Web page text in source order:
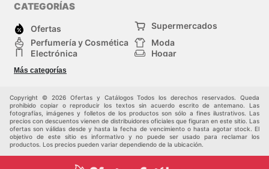
CATEGORÍAS
Ofertas
Supermercados
Perfumería y Cosmética
Moda
Electrónica
Hogar
Deporte
Juguetes y bebés
Más categorías
Copyright © 2026 Ofertas y Catálogos Todos los derechos reservados. Queda
prohibido copiar o reproducir los textos sin acuerdo escrito de antemano. Las
fotografías, imágenes y folletos de los productos son sólo a fines ilustrativos. Las
precios con descuentos vienen de distribuidores oficiales que figuran en este sitio. Las
ofertas son válidas desde y hasta la fecha de vencimiento o hasta agotar stock. El
objetivo de este sitio es informativo y no puede ser usado para reclamar los
productos. Los precios pueden variar dependiendo de la ubicación.